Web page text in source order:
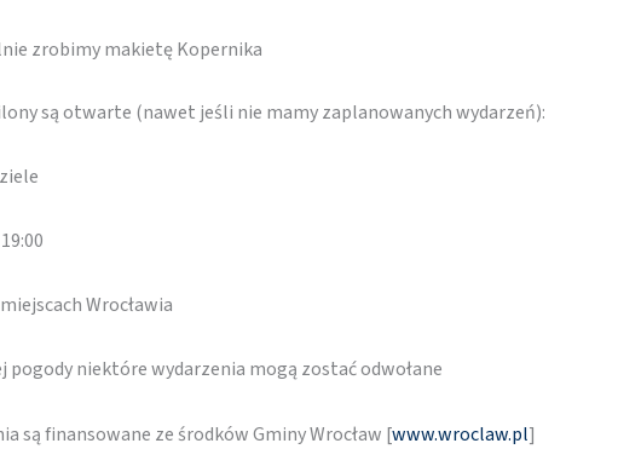
zrobimy makietę Kopernika
są otwarte (nawet jeśli nie mamy zaplanowanych wydarzeń):
Wrocławia
pogody niektóre wydarzenia mogą zostać odwołane
są finansowane ze środków Gminy Wrocław [www.wroclaw.pl]